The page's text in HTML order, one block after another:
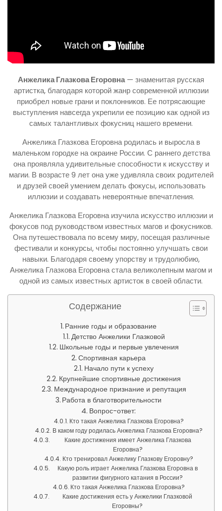
Анжелика Глазкова Егоровна— знаменитая русская
артистка, благодаря которой жанр современной иллюзии
приобрел новые грани и поклонников. Ее потрясающие
выступления навсегда укрепили ее позицию как одной из
самых талантливых фокусниц нашего времени.
Анжелика Глазкова Егоровна родилась и выросла в
маленьком городке на окраине России. С раннего детства
она проявляла удивительные способности к искусству и
магии. В возрасте 9 лет она уже удивляла своих родителей
и друзей своей умением делать фокусы, использовать
иллюзии и создавать невероятные впечатления.
Анжелика Глазкова Егоровна изучила искусство иллюзии и
фокусов под руководством известных магов и фокусников.
Она путешествовала по всему миру, посещая различные
фестивали и конкурсы, чтобы постоянно улучшать свои
навыки. Благодаря своему упорству и трудолюбию,
Анжелика Глазкова Егоровна стала великолепным магом и
одной из самых известных артисток в своей области.
Содержание
Ранние годы и образование
Детство Анжелики Глазковой
Школьные годы и первые увлечения
Спортивная карьера
Начало пути к успеху
Крупнейшие спортивные достижения
Международное признание и репутация
Работа в благотворительности
Вопрос-ответ:
Кто такая Анжелика Глазкова Егоровна?
В каком году родилась Анжелика Глазкова Егоровна?
Какие достижения имеет Анжелика Глазкова
Егоровна?
Кто тренировал Анжелику Глазкову Егоровну?
Какую роль играет Анжелика Глазкова Егоровна в
развитии фигурного катания в России?
Кто такая Анжелика Глазкова Егоровна?
Какие достижения есть у Анжелики Глазковой
Егоровны?